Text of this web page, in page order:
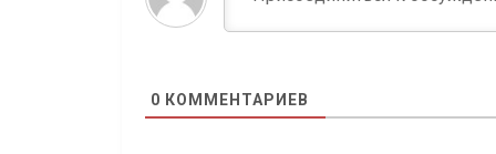
0 КОММЕНТАРИЕВ